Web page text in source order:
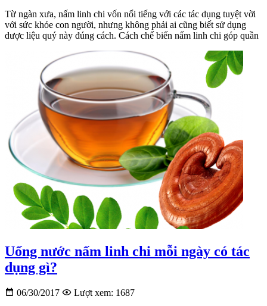
Từ ngàn xưa, nấm linh chi vốn nổi tiếng với các tác dụng tuyệt vời
với sức khỏe con người, nhưng không phải ai cũng biết sử dụng
dược liệu quý này đúng cách. Cách chế biến nấm linh chi góp quần
Uống nước nấm linh chi mỗi ngày có tác
dụng gì?
06/30/2017
Lượt xem: 1687